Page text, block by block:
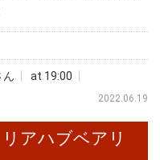
at 19:00
2022.06.19
アハブベアリ